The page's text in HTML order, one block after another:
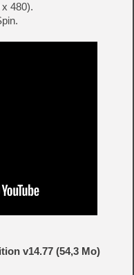
480).
v14.77 (54,3 Mo)